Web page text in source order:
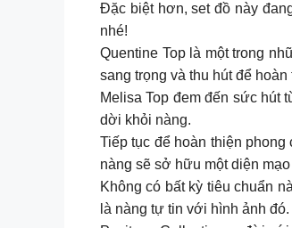
Đặc biệt hơn, set đồ này
nhé!
Quentine Top là một trong
sang trọng và thu hút để
Melisa Top đem đến sức hút
dời khỏi nàng.
Tiếp tục để hoàn thiện
nàng sẽ sở hữu một diện
Không có bất kỳ tiêu chuẩn
là nàng tự tin với hình ảnh đó.